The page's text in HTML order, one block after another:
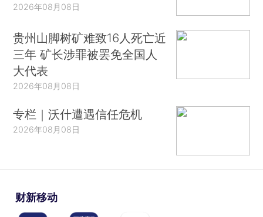
2026年08月08日
贵州山脚树矿难致16人死亡近
三年 矿长涉罪被罢免全国人
大代表
2026年08月08日
专栏｜沃什遭遇信任危机
2026年08月08日
财新移动